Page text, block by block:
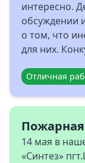
интересно.
обсуждении
о том, что
для них.
Отличная
Пожарная
14 мая в
«Синтез»